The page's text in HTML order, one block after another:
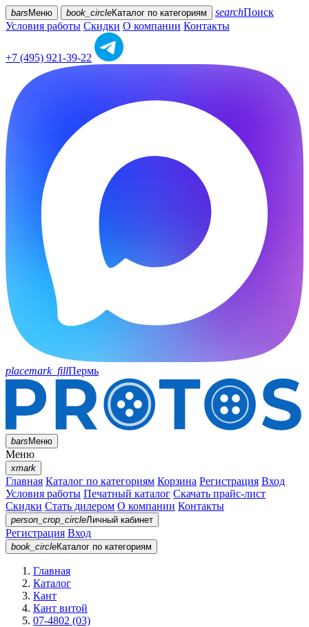
bars Меню book_circleКаталог по категориям searchПоиск
Условия работы Скидки О компании Контакты
+7 (495) 921-39-22
placemark_fillПермь
barsМеню
Меню
xmark
Главная Каталог по категориям Корзина Регистрация Вход
Условия работы Печатный каталог Скачать прайс-лист
Скидки Стать дилером О компании Контакты
person_crop_circleЛичный кабинет
Регистрация Вход
book_circleКаталог по категориям
Главная
Каталог
Кант
Кант витой
07-4802 (03)